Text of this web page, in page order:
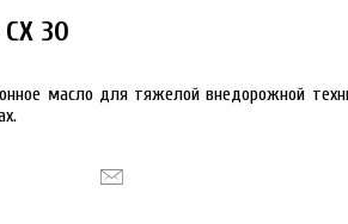
30
масло для тяжелой внедорожной